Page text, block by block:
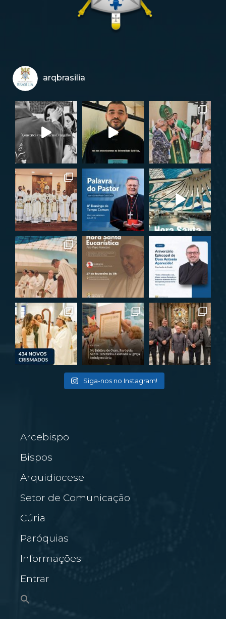
arqbrasilia
Siga-nos no Instagram!
Arcebispo
Bispos
Arquidiocese
Setor de Comunicação
Cúria
Paróquias
Informações
Entrar